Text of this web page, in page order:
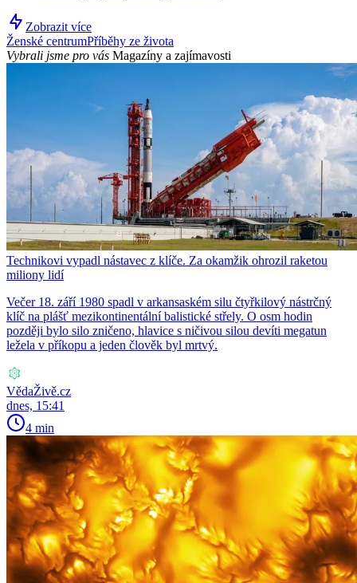
Zobrazit více
Ženské centrumPříběhy ze života
Vybrali jsme pro vás Magazíny a zajímavosti
Technikovi vypadl nástavec z klíče. Za okamžik ohrozil raketou
miliony lidí
Večer 18. září 1980 spadl v arkansaském silu čtyřkilový nástrčný
klíč na plášť mezikontinentální balistické střely. O osm hodin
později bylo silo zničeno, hlavice s ničivou silou devíti megatun
ležela v příkopu a jeden člověk byl mrtvý.
VědaŽivě.cz
dnes, 15:41
4 min